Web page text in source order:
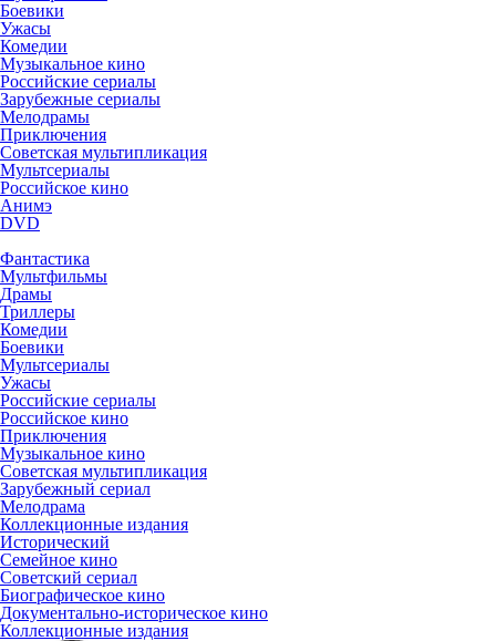
Боевики
Ужасы
Комедии
Музыкальное кино
Российские сериалы
Зарубежные сериалы
Мелодрамы
Приключения
Советская мультипликация
Мультсериалы
Российское кино
Анимэ
DVD
Фантастика
Мультфильмы
Драмы
Триллеры
Комедии
Боевики
Мультсериалы
Ужасы
Российские сериалы
Российское кино
Приключения
Музыкальное кино
Советская мультипликация
Зарубежный сериал
Мелодрама
Коллекционные издания
Исторический
Семейное кино
Советский сериал
Биографическое кино
Документально-историческое кино
Коллекционные издания